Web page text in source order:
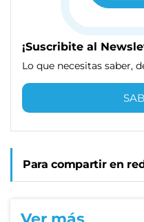
¡Suscribite al
Lo que necesitas saber,
Para compartir en